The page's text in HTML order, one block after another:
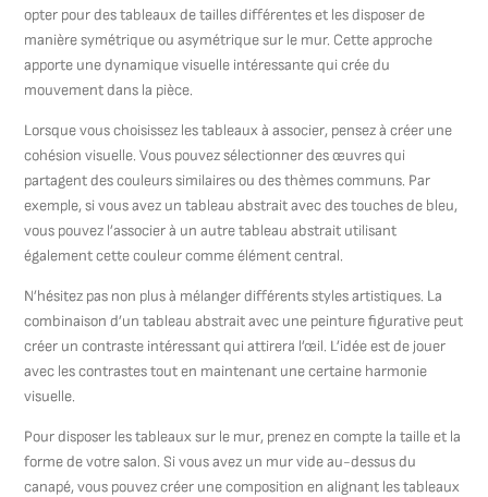
opter pour des tableaux de tailles différentes et les disposer de
manière symétrique ou asymétrique sur le mur. Cette approche
apporte une dynamique visuelle intéressante qui crée du
mouvement dans la pièce.
Lorsque vous choisissez les tableaux à associer, pensez à créer une
cohésion visuelle. Vous pouvez sélectionner des œuvres qui
partagent des couleurs similaires ou des thèmes communs. Par
exemple, si vous avez un tableau abstrait avec des touches de bleu,
vous pouvez l’associer à un autre tableau abstrait utilisant
également cette couleur comme élément central.
N’hésitez pas non plus à mélanger différents styles artistiques. La
combinaison d’un tableau abstrait avec une peinture figurative peut
créer un contraste intéressant qui attirera l’œil. L’idée est de jouer
avec les contrastes tout en maintenant une certaine harmonie
visuelle.
Pour disposer les tableaux sur le mur, prenez en compte la taille et la
forme de votre salon. Si vous avez un mur vide au-dessus du
canapé, vous pouvez créer une composition en alignant les tableaux